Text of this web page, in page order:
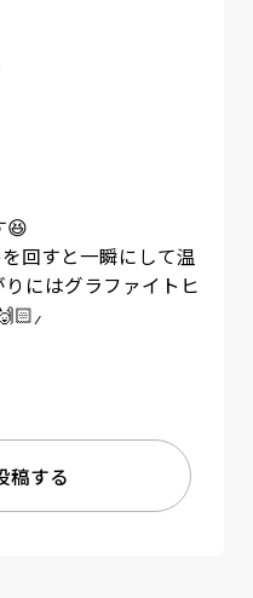
😆
回すと一瞬にして温
にはグラファイトヒ
稿する